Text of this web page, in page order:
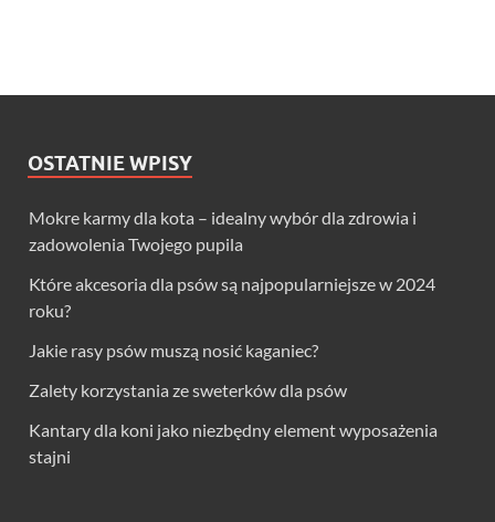
OSTATNIE WPISY
Mokre karmy dla kota – idealny wybór dla zdrowia i
zadowolenia Twojego pupila
Które akcesoria dla psów są najpopularniejsze w 2024
roku?
Jakie rasy psów muszą nosić kaganiec?
Zalety korzystania ze sweterków dla psów
Kantary dla koni jako niezbędny element wyposażenia
stajni